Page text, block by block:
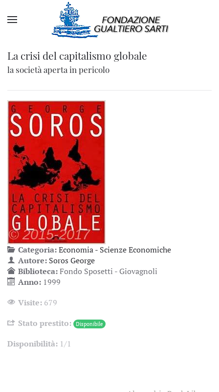
La crisi del capitalismo globale
la società aperta in pericolo
Categoria:Economia - Scienze Economiche
Autore: Soros George
Biblioteca:Fondo Sposetti - Giovagnoli
Anno: 1999
Visite: 679
Stato prestito:
Disponibile
Disponibilità: 1/1